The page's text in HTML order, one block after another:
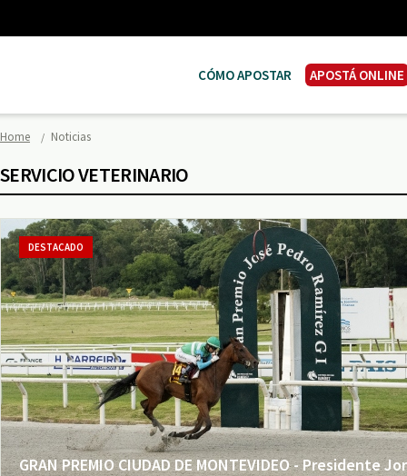
CÓMO APOSTAR APOSTÁ ONLINE
Home Noticias
SERVICIO VETERINARIO
GRAN PREMIO CIUDAD DE MONTEVIDEO - Presidente
DESTACADO